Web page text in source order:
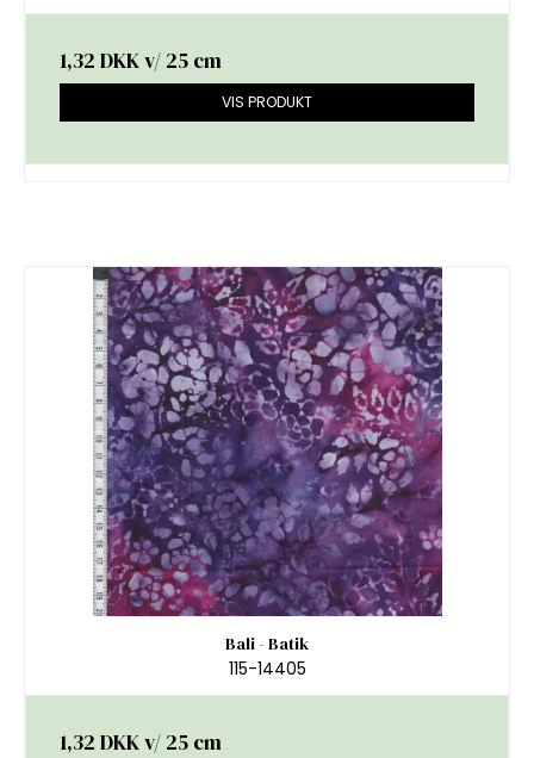
1,32 DKKv/ 25 cm
VIS PRODUKT
Bali - Batik
115-14405
1,32 DKKv/ 25 cm